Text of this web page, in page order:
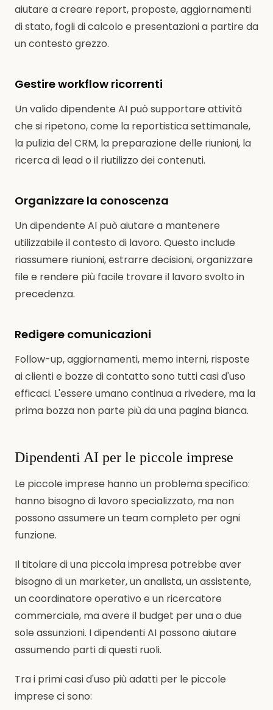
aiutare a creare report, proposte, aggiornamenti
di stato, fogli di calcolo e presentazioni a partire da
un contesto grezzo.
Gestire workflow ricorrenti
Un valido dipendente AI può supportare attività
che si ripetono, come la reportistica settimanale,
la pulizia del CRM, la preparazione delle riunioni, la
ricerca di lead o il riutilizzo dei contenuti.
Organizzare la conoscenza
Un dipendente AI può aiutare a mantenere
utilizzabile il contesto di lavoro. Questo include
riassumere riunioni, estrarre decisioni, organizzare
file e rendere più facile trovare il lavoro svolto in
precedenza.
Redigere comunicazioni
Follow-up, aggiornamenti, memo interni, risposte
ai clienti e bozze di contatto sono tutti casi d'uso
efficaci. L'essere umano continua a rivedere, ma la
prima bozza non parte più da una pagina bianca.
Dipendenti AI per le piccole imprese
Le piccole imprese hanno un problema specifico:
hanno bisogno di lavoro specializzato, ma non
possono assumere un team completo per ogni
funzione.
Il titolare di una piccola impresa potrebbe aver
bisogno di un marketer, un analista, un assistente,
un coordinatore operativo e un ricercatore
commerciale, ma avere il budget per una o due
sole assunzioni. I dipendenti AI possono aiutare
assumendo parti di questi ruoli.
Tra i primi casi d'uso più adatti per le piccole
imprese ci sono: